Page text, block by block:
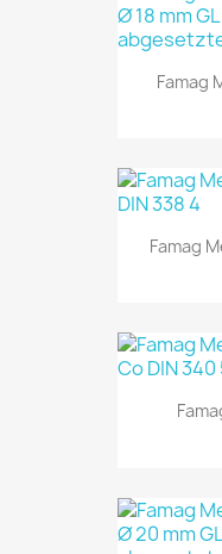
Famag
Famag